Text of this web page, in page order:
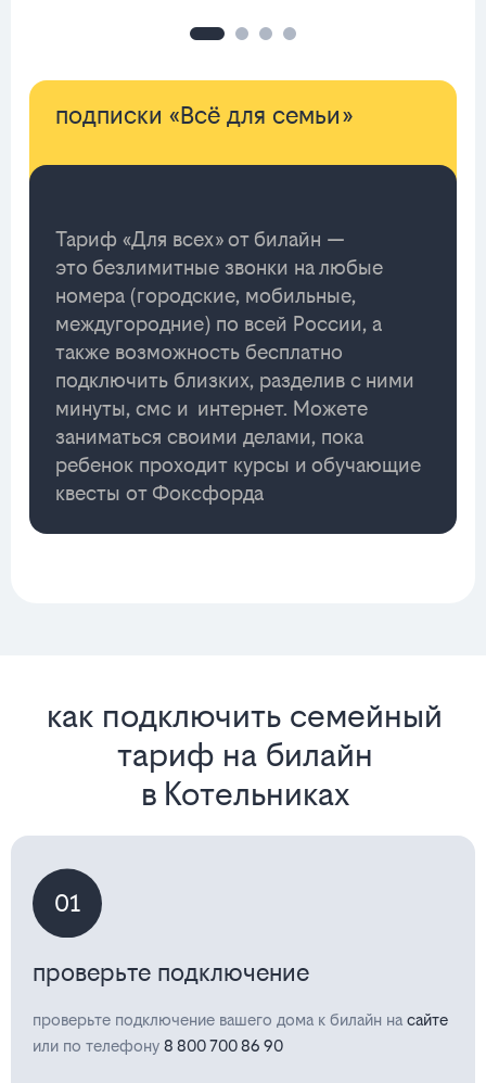
подписки «Всё для семьи»
Тариф «Для всех» от билайн —
это безлимитные звонки на любые
номера (городские, мобильные,
междугородние) по всей России, а
также возможность бесплатно
подключить близких, разделив с ними
минуты, смс и интернет. Можете
заниматься своими делами, пока
ребенок проходит курсы и обучающие
квесты от Фоксфорда
как подключить семейный
тариф на билайн
в Котельниках
01
проверьте подключение
проверьте подключение вашего дома к билайн на сайте
или по телефону 8 800 700 86 90